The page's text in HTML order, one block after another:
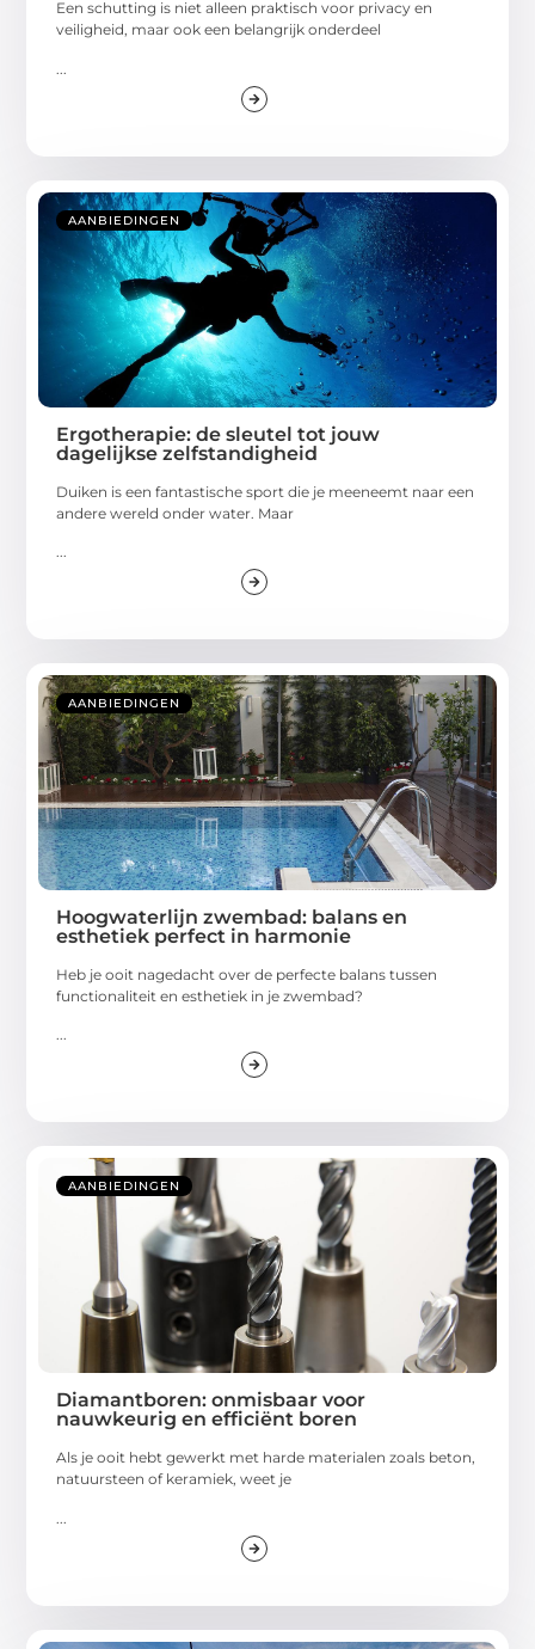
Een schutting is niet alleen praktisch voor privacy en
veiligheid, maar ook een belangrijk onderdeel
AANBIEDINGEN
Ergotherapie: de sleutel tot jouw
dagelijkse zelfstandigheid
Duiken is een fantastische sport die je meeneemt naar een
andere wereld onder water. Maar
AANBIEDINGEN
Hoogwaterlijn zwembad: balans en
esthetiek perfect in harmonie
Heb je ooit nagedacht over de perfecte balans tussen
functionaliteit en esthetiek in je zwembad?
...
AANBIEDINGEN
Diamantboren: onmisbaar voor
nauwkeurig en efficiënt boren
Als je ooit hebt gewerkt met harde materialen zoals beton,
natuursteen of keramiek, weet je